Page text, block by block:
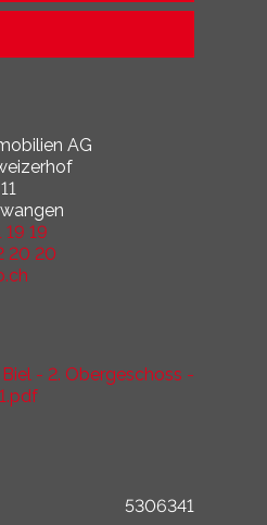
AG
19 19
20 20
- 2. Obergeschoss -
5306341